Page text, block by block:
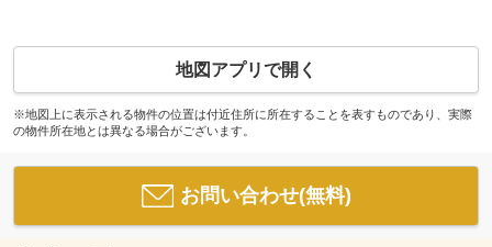
地図アプリで開く
※地図上に表示される物件の位置は付近住所に所在することを表すものであり、実際
の物件所在地とは異なる場合がございます。
お問い合わせ(無料)